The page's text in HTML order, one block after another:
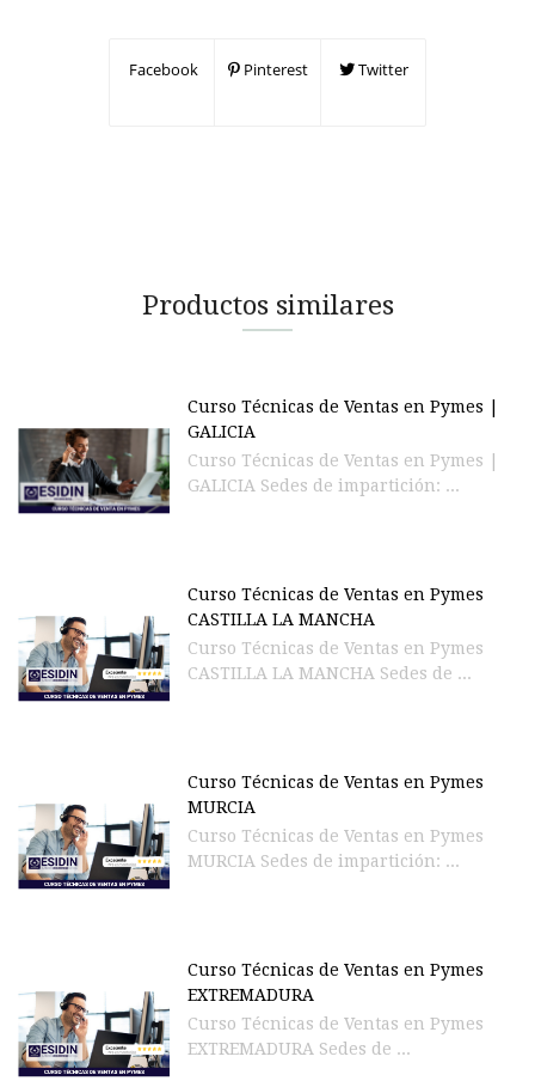
Facebook Pinterest Twitter
Productos similares
Curso Técnicas de Ventas en Pymes |
GALICIA
Curso Técnicas de Ventas en Pymes |
GALICIA Sedes de impartición: ...
Curso Técnicas de Ventas en Pymes
CASTILLA LA MANCHA
Curso Técnicas de Ventas en Pymes
CASTILLA LA MANCHA Sedes de ...
Curso Técnicas de Ventas en Pymes
MURCIA
Curso Técnicas de Ventas en Pymes
MURCIA Sedes de impartición: ...
Curso Técnicas de Ventas en Pymes
EXTREMADURA
Curso Técnicas de Ventas en Pymes
EXTREMADURA Sedes de ...